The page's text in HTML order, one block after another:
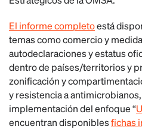
El informe completoestá
temas como comercio y
autodeclaraciones y estatus
dentro de países/territorios y
zonificación y
y resistencia a
implementación del enfoque “
encuentran disponiblesfichas